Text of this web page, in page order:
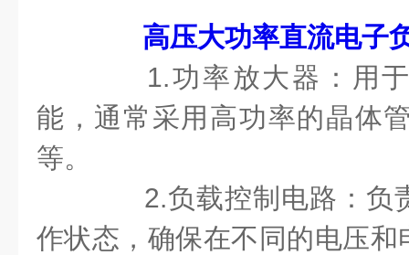
高压大功率直流电子
1.功率放大器：用于
能，通常采用高功率的晶体
等。
2.负载控制电路：负
作状态，确保在不同的电压